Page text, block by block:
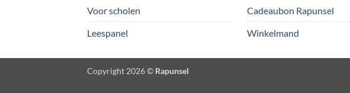
Voor scholen
Leespanel
Cadeaubon Rapunsel
Winkelmand
Copyright 2026 © Rapunsel